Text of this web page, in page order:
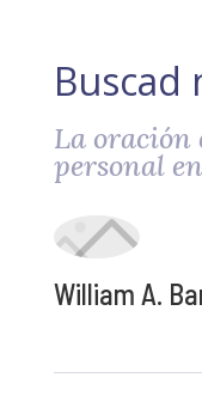
Buscad
La oración
personal
William A.